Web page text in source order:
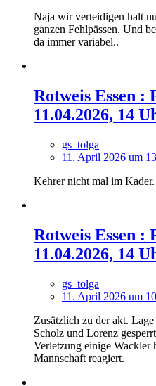
Naja wir verteidigen halt
ganzen Fehlpässen. Und
da immer variabel..
Rotweis Essen :
11.04.2026, 14
gs_tolga
11. April 2026 um
Kehrer nicht mal im Kader.
Rotweis Essen :
11.04.2026, 14
gs_tolga
11. April 2026 um
Zusätzlich zu der akt.
Scholz und Lorenz
Verletzung einige Wackler
Mannschaft reagiert.